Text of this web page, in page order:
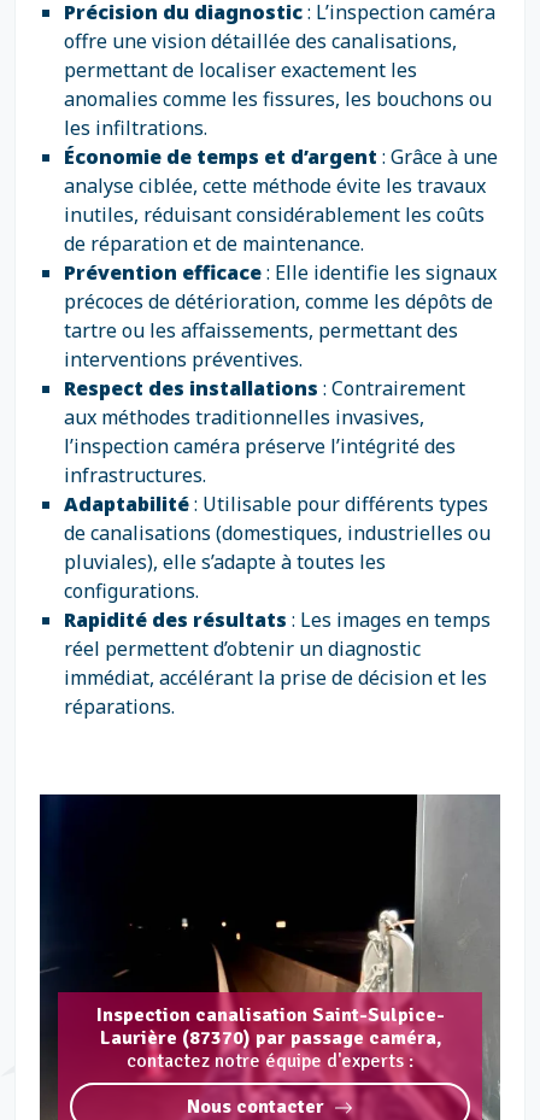
Précision du diagnostic: L’inspection caméra
offre une vision détaillée des canalisations,
permettant de localiser exactement les
anomalies comme les fissures, les bouchons ou
les infiltrations.
Économie de temps et d’argent : Grâce à une
analyse ciblée, cette méthode évite les travaux
inutiles, réduisant considérablement les coûts
de réparation et de maintenance.
Prévention efficace: Elle identifie les signaux
précoces de détérioration, comme les dépôts de
tartre ou les affaissements, permettant des
interventions préventives.
Respect des installations : Contrairement
aux méthodes traditionnelles invasives,
l’inspection caméra préserve l’intégrité des
infrastructures.
Adaptabilité: Utilisable pour différents types
de canalisations (domestiques, industrielles ou
pluviales), elle s’adapte à toutes les
configurations.
Rapidité des résultats : Les images en temps
réel permettent d’obtenir un diagnostic
immédiat, accélérant la prise de décision et les
réparations.
Inspection canalisation Saint-Sulpice-
Laurière (87370) par passage caméra,
contactez notre équipe d'experts :
Nous contacter